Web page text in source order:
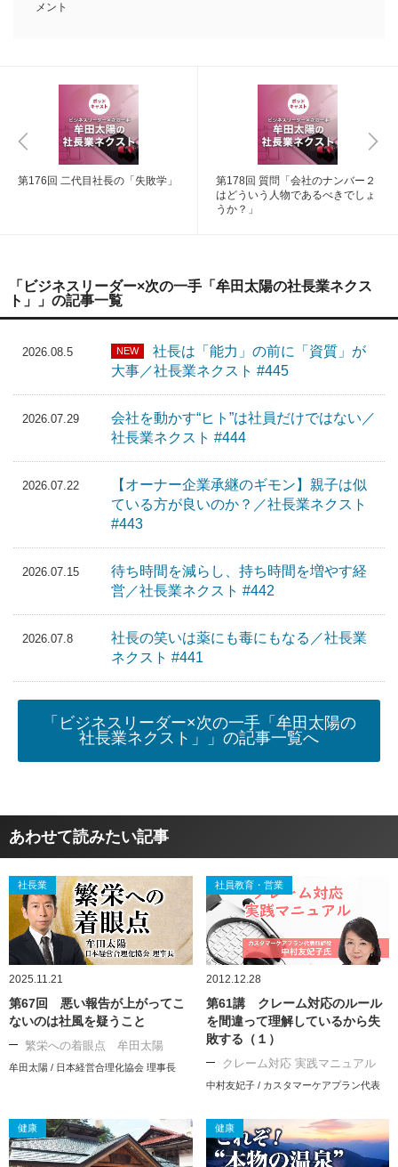
メント
第176回 二代目社長の「失敗学」
第178回 質問「会社のナンバー２
はどういう人物であるべきでしょ
うか？」
「ビジネスリーダー×次の一手「牟田太陽の社長業ネクス
ト」」の記事一覧
2026.08.5 NEW
社長は「能力」の前に「資質」が
大事／社長業ネクスト #445
2026.07.29
会社を動かす“ヒト”は社員だけではない／
社長業ネクスト #444
2026.07.22
【オーナー企業承継のギモン】親子は似
ている方が良いのか？／社長業ネクスト
#443
2026.07.15
待ち時間を減らし、持ち時間を増やす経
営／社長業ネクスト #442
2026.07.8
社長の笑いは薬にも毒にもなる／社長業
ネクスト #441
「ビジネスリーダー×次の一手「牟田太陽の
社長業ネクスト」」の記事一覧へ
あわせて読みたい記事
社長業
2025.11.21
第67回 悪い報告が上がってこ
ないのは社風を疑うこと
繁栄への着眼点 牟田太陽
牟田太陽 / 日本経営合理化協会 理事長
社員教育・営業
2012.12.28
第61講 クレーム対応のルール
を間違って理解しているから失
敗する（１）
クレーム対応 実践マニュアル
中村友妃子 / カスタマーケアプラン代表
健康 健康